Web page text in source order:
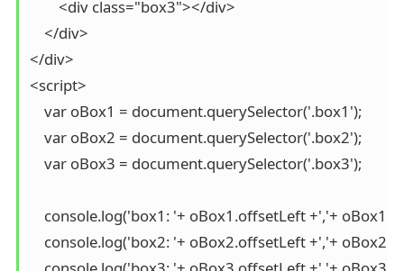
    </div>
</div>
<script>
    var oBox1 = document.querySelector('.box1');
    var oBox2 = document.querySelector('.box2');
    var oBox3 = document.querySelector('.box3');
console.log('box1: '+ oBox1.offsetLeft +','+
console.log('box2: '+ oBox2.offsetLeft +','+